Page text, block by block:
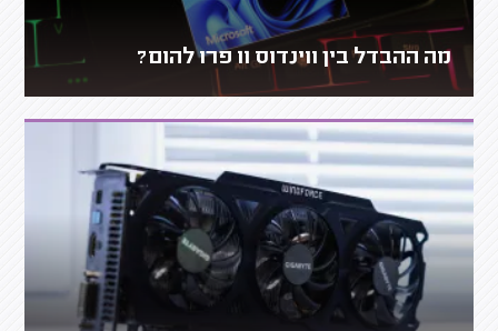
מה ההבדל בין ווינדוס 11 פרו להום?